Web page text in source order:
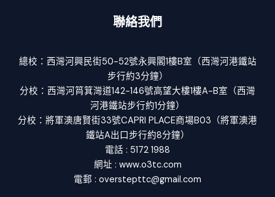
聯絡我們
總校：西灣河興民街50-52號永興閣1樓B室（西灣河港鐵站
步行約3分鐘）
分校：西灣河筲箕灣道142-146號高望大樓1樓A-B室（西灣
河港鐵站步行約1分鐘）
分校：將軍澳唐賢街33號CAPRI PLACE商場B03（將軍澳港
鐵站A出口步行約8分鐘）
電話 : 5172 1988
網址 : www.o3tc.com
電郵 : overstepttc@gmail.com